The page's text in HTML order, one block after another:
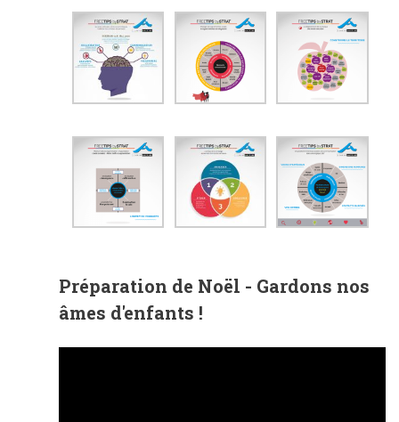
Préparation de Noël - Gardons nos
âmes d'enfants !